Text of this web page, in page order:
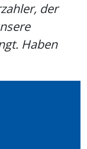
der
Haben